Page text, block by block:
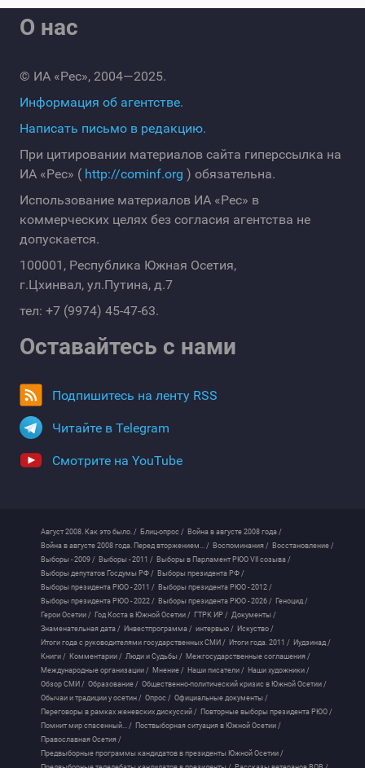
О нас
© ИА «Рес», 2004—2025.
Информация об агентстве.
Написать письмо в редакцию.
При цитировании материалов сайта гиперссылка на
ИА «Рес» ( http://cominf.org ) обязательна.
Использование материалов ИА «Рес» в
коммерческих целях без согласия агентства не
допускается.
100001, Республика Южная Осетия,
г.Цхинвал, ул.Путина, д.7
тел: +7 (9974) 45-47-63.
Оставайтесь с нами
Подпишитесь на ленту RSS
Читайте в Telegram
Смотрите на YouTube
Август 2008. Как это было. / Блиц-опрос / Война в августе 2008 года /
Война в августе 2008 года. Перед вторжением... / Воспоминания / Восстановление /
Выборы - 2009 / Выборы - 2011 / Выборы в Парламент РЮО VII созыва /
Выборы депутатов Госдумы РФ / Выборы президента РФ /
Выборы президента РЮО - 2011 / Выборы президента РЮО - 2012 /
Выборы президента РЮО - 2022 / Выборы президента РЮО - 2026 / Геноцид /
Герои Осетии / Год Коста в Южной Осетии / ГТРК ИР / Документы /
Знаменательная дата / Инвестпрограмма / интервью / Искуство /
Итоги года с руководителями государственных СМИ / Итоги года. 2011 / Иудзинад /
Книги / Комментарии / Люди и Судьбы / Межгосударственные соглашения /
Международные организации / Мнение / Наши писатели / Наши художники /
Обзор СМИ / Образование / Общественно-политический кризис в Южной Осетии /
Обычаи и традиции у осетин / Опрос / Официальные документы /
Переговоры в рамках женевских дискуссий / Повторные выборы президента РЮО /
Помнит мир спасенный... / Поствыборная ситуация в Южной Осетии /
Православная Осетия /
Предвыборные программы кандидатов в президенты Южной Осетии /